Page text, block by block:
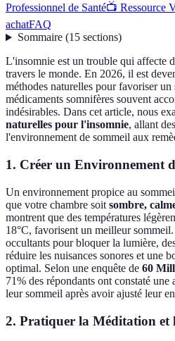
Professionnel de Santé📺 Ressource
achatFAQ
Sommaire(15 sections)
L'insomnie est un trouble qui affecte
travers le monde. En 2026, il est
méthodes naturelles pour favoriser
médicaments somnifères souvent
indésirables. Dans cet article, nous
naturelles pour l'insomnie, allant
l'environnement de sommeil aux
1. Créer un Environnement
Un environnement propice au
que votre chambre soit sombre,
montrent que des températures
18°C, favorisent un meilleur
occultants pour bloquer la lumière,
réduire les nuisances sonores et une
optimal. Selon une enquête de 60
71% des répondants ont constaté
leur sommeil après avoir ajusté leur
2. Pratiquer la Méditation et